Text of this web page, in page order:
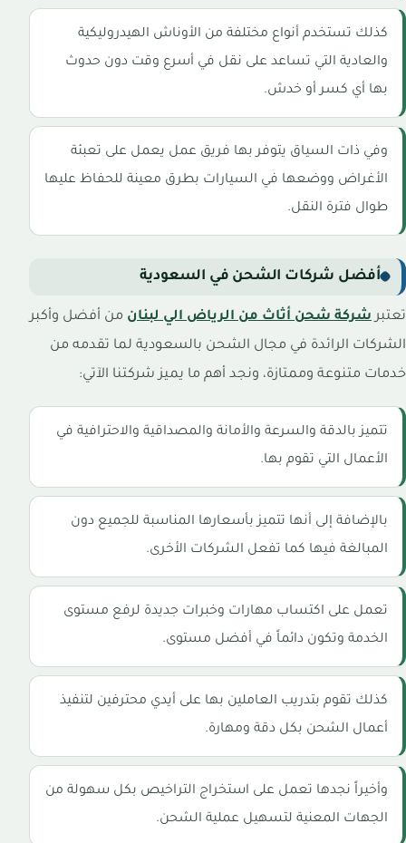
كذلك تستخدم أنواع مختلفة من الأوناش الهيدروليكية
والعادية التي تساعد على نقل في أسرع وقت دون حدوث
بها أي كسر أو خدش.
وفي ذات السياق يتوفر بها فريق عمل يعمل على تعبئة
الأغراض ووضعها في السيارات بطرق معينة للحفاظ عليها
طوال فترة النقل.
أفضل شركات الشحن في السعودية
تعتبر شركة شحن أثاث من الرياض الي لبنان من أفضل وأكبر
الشركات الرائدة في مجال الشحن بالسعودية لما تقدمه من
خدمات متنوعة وممتازة، ونجد أهم ما يميز شركتنا الآتي:
تتميز بالدقة والسرعة والأمانة والمصداقية والاحترافية في
الأعمال التي تقوم بها.
بالإضافة إلى أنها تتميز بأسعارها المناسبة للجميع دون
المبالغة فيها كما تفعل الشركات الأخرى.
تعمل على اكتساب مهارات وخبرات جديدة لرفع مستوى
الخدمة وتكون دائماً في أفضل مستوى.
كذلك تقوم بتدريب العاملين بها على أيدي محترفين لتنفيذ
أعمال الشحن بكل دقة ومهارة.
وأخيراً نجدها تعمل على استخراج التراخيص بكل سهولة من
الجهات المعنية لتسهيل عملية الشحن.